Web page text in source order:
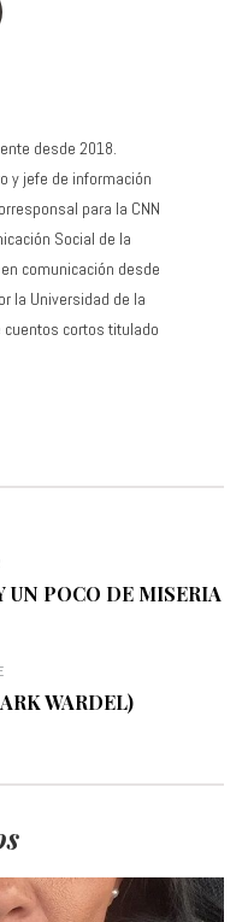
desde 2018.
y jefe de información
para la CNN
Social de la
comunicación desde
la Universidad de la
cuentos cortos titulado
UN POCO DE MISERIA
WARDEL)